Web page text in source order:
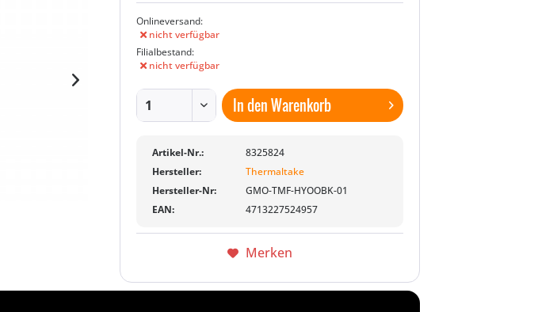
Onlineversand:
nicht verfügbar
Filialbestand:
nicht verfügbar
In denWarenkorb
Artikel-Nr.:
8325824
Hersteller:
Thermaltake
Hersteller-Nr:
GMO-TMF-HYOOBK-01
EAN:
4713227524957
Merken